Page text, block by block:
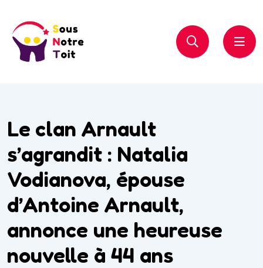
Le clan Arnault
s’agrandit : Natalia
Vodianova, épouse
d’Antoine Arnault,
annonce une heureuse
nouvelle à 44 ans